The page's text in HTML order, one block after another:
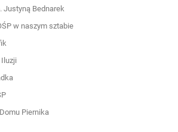
Justyną Bednarek
w naszym sztabie
Iluzji
Piernika